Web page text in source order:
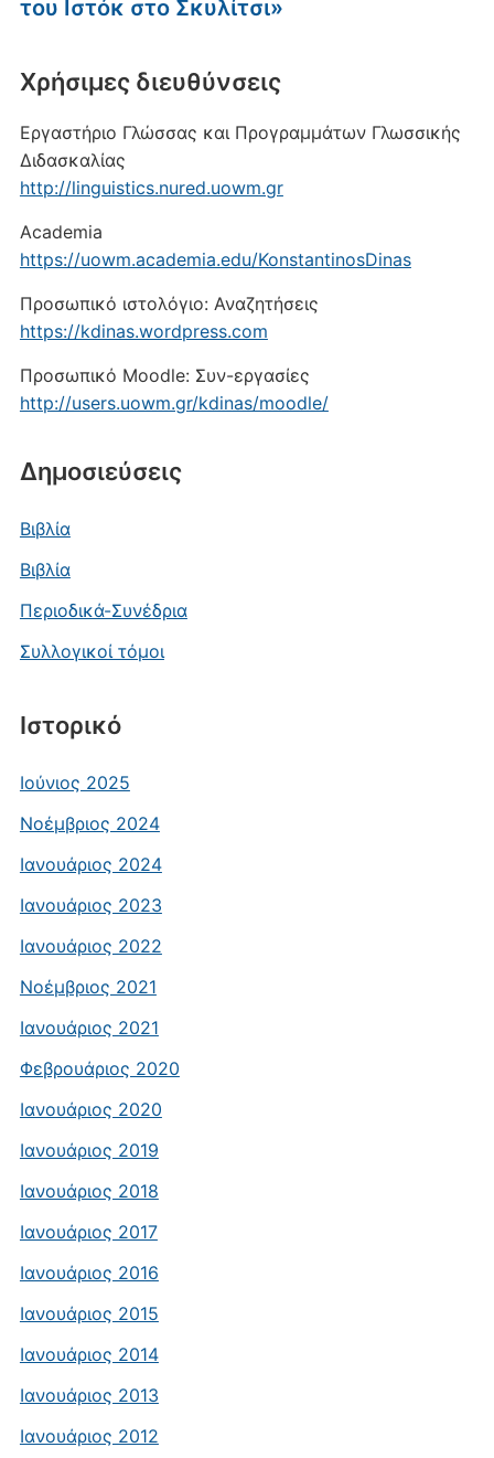
του Ιστόκ στο Σκυλίτσι»
Xρήσιμες διευθύνσεις
Εργαστήριο Γλώσσας και Προγραμμάτων Γλωσσικής
Διδασκαλίας
http://linguistics.nured.uowm.gr
Academia
https://uowm.academia.edu/KonstantinosDinas
Προσωπικό ιστολόγιο: Αναζητήσεις
https://kdinas.wordpress.com
Προσωπικό Moodle: Συν-εργασίες
http://users.uowm.gr/kdinas/moodle/
Δημοσιεύσεις
Βιβλία
Βιβλία
Περιοδικά-Συνέδρια
Συλλογικοί τόμοι
Ιστορικό
Ιούνιος 2025
Νοέμβριος 2024
Ιανουάριος 2024
Ιανουάριος 2023
Ιανουάριος 2022
Νοέμβριος 2021
Ιανουάριος 2021
Φεβρουάριος 2020
Ιανουάριος 2020
Ιανουάριος 2019
Ιανουάριος 2018
Ιανουάριος 2017
Ιανουάριος 2016
Ιανουάριος 2015
Ιανουάριος 2014
Ιανουάριος 2013
Ιανουάριος 2012